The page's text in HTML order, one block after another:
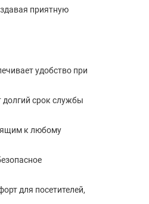
приятную
удобство при
долгий срок службы
к любому
для посетителей,